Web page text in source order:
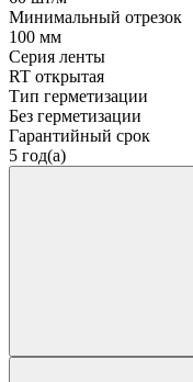
Минимальный отрезок
100 мм
Серия ленты
RT открытая
Тип герметизации
Без герметизации
Гарантийный срок
5 год(а)